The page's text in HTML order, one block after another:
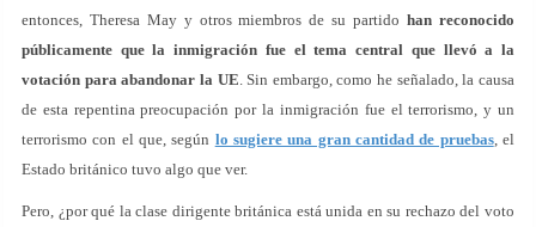
entonces, Theresa May y otros miembros de su partidohan reconocido
públicamente que la inmigración fue el tema central que llevó a la
votación para abandonar la UE. Sin embargo, como he señalado, la causa
de esta repentina preocupación por la inmigración fue el terrorismo, y un
terrorismo con el que, según lo sugiere una gran cantidad de pruebas, el
Estado británico tuvo algo que ver.
Pero, ¿por qué la clase dirigente británica está unida en su rechazo del voto